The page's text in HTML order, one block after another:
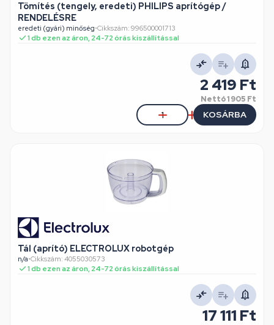
Tömítés (tengely, eredeti) PHILIPS aprítógép /
RENDELÉSRE
eredeti (gyári) minőség•Cikkszám: 996500001713
1 db ezen az áron, 24-72 órás kiszállítással
2 419 Ft
Nettó1 905 Ft
KOSÁRBA
Tál (aprító) ELECTROLUX robotgép
n/a•Cikkszám: 4055030573
1 db ezen az áron, 24-72 órás kiszállítással
17 111 Ft